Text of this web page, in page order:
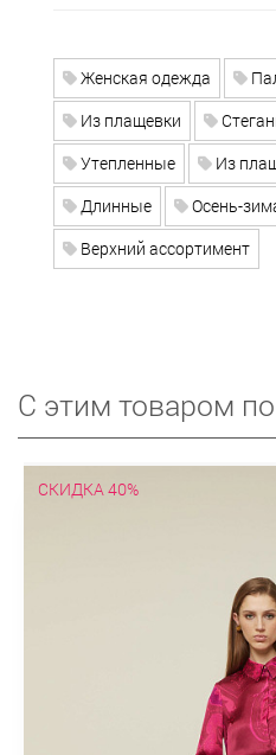
Женская одежда
Из плащевки
Утепленные
Из
Длинные
Осень-
Верхний ассортимент
С этим товаром
СКИДКА 40%